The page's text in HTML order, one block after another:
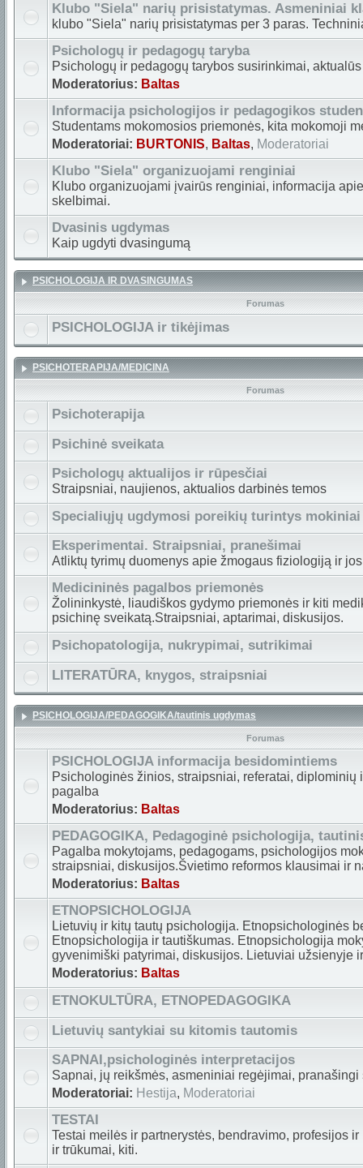
Klubo "Siela" narių prisistatymas. Asmeniniai
klubo "Siela" narių prisistatymas per 3 paras.
Psichologų ir pedagogų taryba
Psichologų ir pedagogų tarybos susirinkimai,
Moderatorius: Baltas
Informacija psichologijos ir pedagogikos
Studentams mokomosios priemonės, kita mokomoji
Moderatoriai: BURTONIS, Baltas, Moderatoriai
Klubo "Siela" organizuojami renginiai
Klubo organizuojami įvairūs renginiai, informacija
skelbimai.
Dvasinis ugdymas
Kaip ugdyti dvasingumą
PSICHOLOGIJA IR DVASINGUMAS
Forumas
PSICHOLOGIJA ir tikėjimas
PSICHOTERAPIJA/MEDICINA
Forumas
Psichoterapija
Psichinė sveikata
Psichologų aktualijos ir rūpesčiai
Straipsniai, naujienos, aktualios darbinės temos
Specialiųjų ugdymosi poreikių turintys mokiniai
Eksperimentai. Straipsniai, pranešimai
Atliktų tyrimų duomenys apie žmogaus fiziologiją ir
Medicininės pagalbos priemonės
Žolininkystė, liaudiškos gydymo priemonės ir kiti
psichinę sveikatą.Straipsniai, aptarimai, diskusijos.
Psichopatologija, nukrypimai, sutrikimai
LITERATŪRA, knygos, straipsniai
PSICHOLOGIJA/PEDAGOGIKA/tautinis ugdymas
Forumas
PSICHOLOGIJA informacija besidomintiems
Psichologinės žinios, straipsniai, referatai, diplominių
pagalba
Moderatorius: Baltas
PEDAGOGIKA, Pedagoginė psichologija,
Pagalba mokytojams, pedagogams, psichologijos
straipsniai, diskusijos.Švietimo reformos klausimai ir
Moderatorius: Baltas
ETNOPSICHOLOGIJA
Lietuvių ir kitų tautų psichologija. Etnopsichologinės
Etnopsichologija ir tautiškumas. Etnopsichologija
gyvenimiški patyrimai, diskusijos. Lietuviai užsienyje
Moderatorius: Baltas
ETNOKULTŪRA, ETNOPEDAGOGIKA
Lietuvių santykiai su kitomis tautomis
SAPNAI,psichologinės interpretacijos
Sapnai, jų reikšmės, asmeniniai regėjimai, pranašingi
Moderatoriai: Hestija, Moderatoriai
TESTAI
Testai meilės ir partnerystės, bendravimo, profesijos
ir trūkumai, kiti.